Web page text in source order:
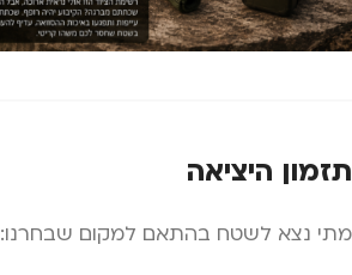
תזמון היציאה
מתי נצא לשטח בהתאם למקום שבחרנו: